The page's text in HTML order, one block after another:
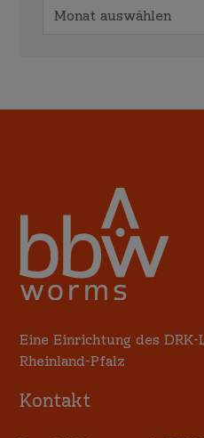
Eine Einrichtung des DRK-
Rheinland-Pfalz
Kontakt